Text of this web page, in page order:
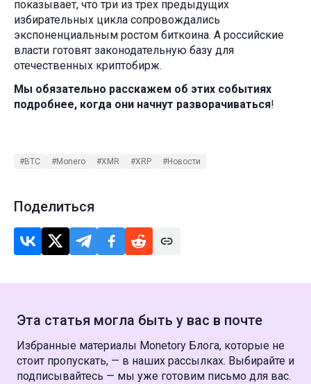
показывает, что три из трех предыдущих
избирательных цикла сопровождались
экспоненциальным ростом биткоина. А российские
власти готовят законодательную базу для
отечественных криптобирж.
Мы обязательно расскажем об этих событиях
подробнее, когда они начнут разворачиваться!
#BTC #Monero #XMR #XRP #Новости
Поделиться
Эта статья могла быть у вас в почте
Избранные материалы Monetory Блога, которые не
стоит пропускать, — в наших рассылках. Выбирайте и
подписывайтесь — мы уже готовим письмо для вас.